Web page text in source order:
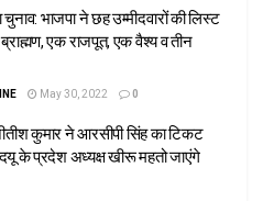
चुनाव: भाजपा ने छह उम्मीदवारों की लिस्ट
एक राजपूत, एक वैश्य व तीन
May 30, 2022 0
कुमार ने आरसीपी सिंह का टिकट
के प्रदेश अध्यक्ष खीरू महतो जाएंगे